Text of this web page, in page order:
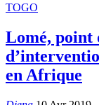
TOGO
Lomé, point
en Afrique